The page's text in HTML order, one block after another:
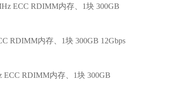
ECC RDIMM内存、1块 300GB
RDIMM内存、1块 300GB 12Gbps
ECC RDIMM内存、1块 300GB